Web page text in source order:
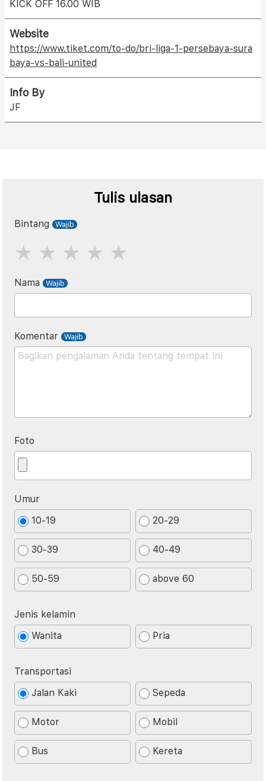
KICK OFF 16.00 WIB
Website
https://www.tiket.com/to-do/bri-liga-1-persebaya-sura
baya-vs-bali-united
Info By
JF
Tulis ulasan
Bintang
Nama
Komentar
Foto
Umur
10-19
20-29
30-39 40-49
50-59 above 60
Jenis kelamin
Wanita
Pria
Transportasi
Jalan Kaki
Sepeda
Motor Mobil
Bus Kereta